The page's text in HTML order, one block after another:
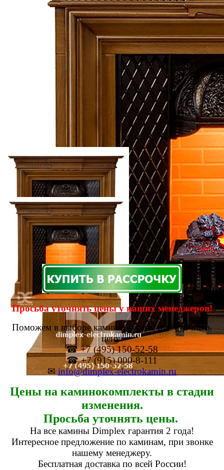
Просьба уточнять цены у наших менеджеров!
Поможем в выборе камина, купить или уточнить
цену:
☎ +7 (495) 150-52-58
☎ +7 (915) 000-8-111
✉ info@dimplex-electrokamin.ru
Цены на каминокомплекты в стадии
изменения.
Просьба уточнять цены.
На все камины Dimplex гарантия 2 года!
Интересное предложение по каминам, при звонке
нашему менеджеру.
Бесплатная доставка по всей России!